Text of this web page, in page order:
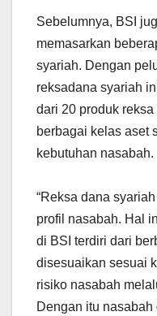
Sebelumnya, BSI
memasarkan
syariah. Dengan
reksadana syariah
dari 20 produk
berbagai kelas aset
kebutuhan nasabah.
“Reksa dana
profil nasabah. Hal
di BSI terdiri dari
disesuaikan sesuai
risiko nasabah
Dengan itu